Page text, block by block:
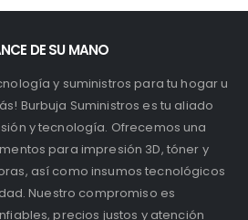
DE SU MANO
y suministros para tu hogar u
Burbuja Suministros es tu aliado
y tecnología. Ofrecemos una
para impresión 3D, tóner y
así como insumos tecnológicos
Nuestro compromiso es
precios justos y atención